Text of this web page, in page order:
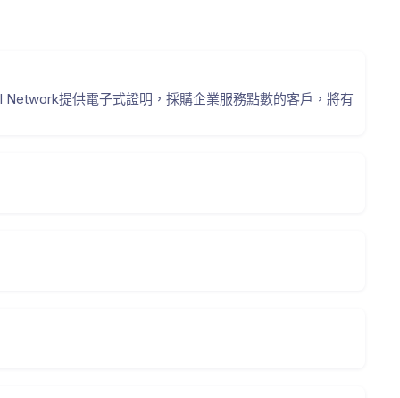
提供電子式證明，採購企業服務點數的客戶，將有